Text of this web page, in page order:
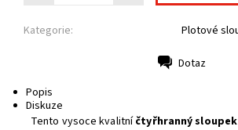
Kategorie: Plotové
Dotaz
Popis
Diskuze
Tento vysoce kvalitníčtyřhranný sloupek